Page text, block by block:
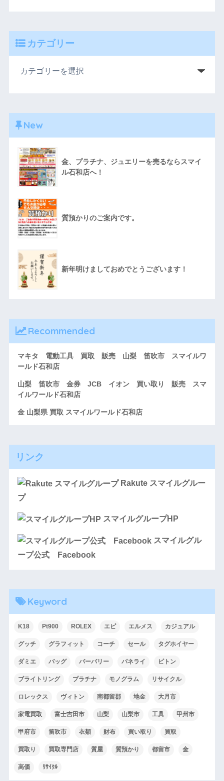
カテゴリー
New
金、プラチナ、ジュエリーを売るならスマイ
ル石和店へ！
質預かりのご案内です。
新年明けましておめでとうございます！
Recommended
マキタ 電動工具 買取 販売 山梨 笛吹市 スマイルワ
ールド石和店
山梨 笛吹市 金券 JCB イオン 買い取り 販売 スマ
イルワールド石和店
金 山梨県 買取 スマイルワールド石和店
リンク
Rakute スマイルグルー
プ
スマイルグループHP
スマイルグル
ープ公式 Facebook
Keyword
K18 Pt900 ROLEX エピ エルメス カジュアル
グッチ グラフィット コーチ セール タグホイヤー
ダミエ バッグ バーバリー パネライ ビトン
ブライトリング プラチナ モノグラム リサイクル
ロレックス ヴィトン 南都留郡 地金 大月市
家電買取 富士吉田市 山梨 山梨市 工具 甲州市
甲府市 笛吹市 衣類 財布 買い取り 買取
買取り 買取専門店 質屋 質預かり 都留市 金
高価 ﾘｻｲｸﾙ